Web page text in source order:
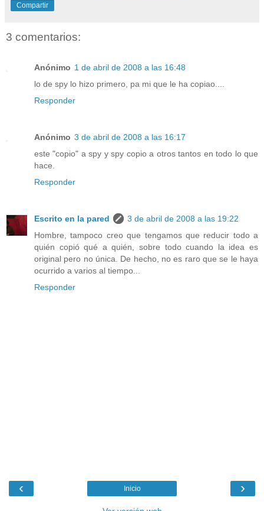
Compartir
3 comentarios:
Anónimo 1 de abril de 2008 a las 16:48
lo de spy lo hizo primero, pa mi que le ha copiao....
Responder
Anónimo 3 de abril de 2008 a las 16:17
este "copio" a spy y spy copio a otros tantos en todo lo que
hace.
Responder
Escrito en la pared
3 de abril de 2008 a las 19:22
Hombre, tampoco creo que tengamos que reducir todo a
quién copió qué a quién, sobre todo cuando la idea es
original pero no única. De hecho, no es raro que se le haya
ocurrido a varios al tiempo...
Responder
‹ ›
Inicio